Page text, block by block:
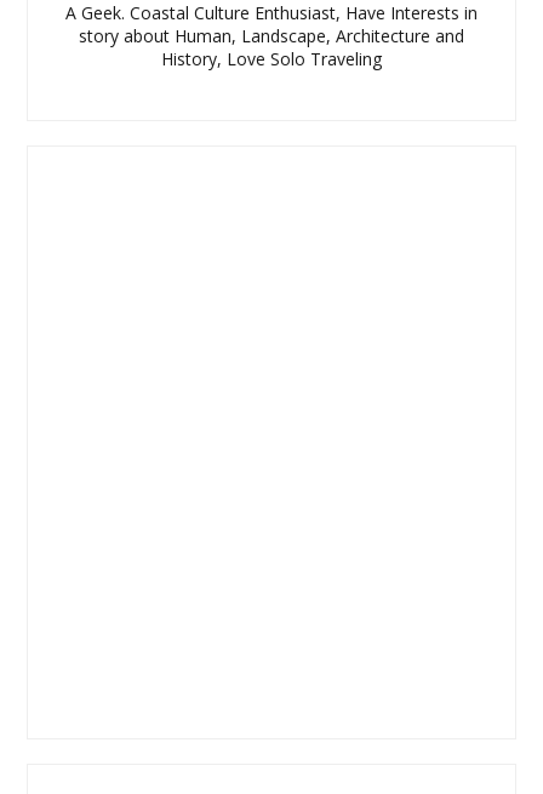
A Geek. Coastal Culture Enthusiast, Have Interests in
story about Human, Landscape, Architecture and
History, Love Solo Traveling